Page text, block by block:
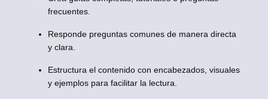
frecuentes.
Responde preguntas comunes de manera directa
y clara.
Estructura el contenido con encabezados, visuales
y ejemplos para facilitar la lectura.